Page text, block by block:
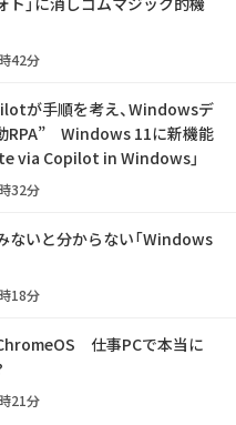
42分
が手順を考え、Windowsデ
RPA” Windows 11に新機能
via Copilot in Windows」
32分
ないと分からない「Windows
18分
仕事PCで本当に
21分